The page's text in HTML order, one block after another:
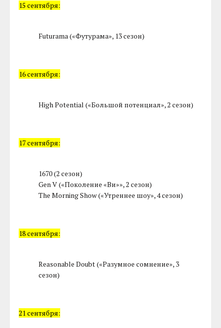
15 сентября:
Futurama («Футурама», 13 сезон)
16 сентября:
High Potential («Большой потенциал», 2 сезон)
17 сентября:
1670 (2 сезон)
Gen V («Поколение «Ви»», 2 сезон)
The Morning Show («Утреннее шоу», 4 сезон)
18 сентября:
Reasonable Doubt («Разумное сомнение», 3
сезон)
21 сентября: